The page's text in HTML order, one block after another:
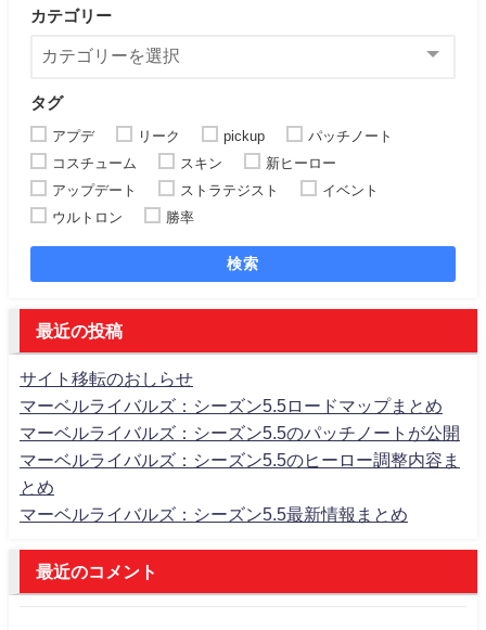
カテゴリー
タグ
アプデ リーク pickup
パッチノート
コスチューム
スキン
新ヒーロー
アップデート
ストラテジスト
イベント
ウルトロン
勝率
検索
最近の投稿
サイト移転のおしらせ
マーベルライバルズ：シーズン5.5ロードマップまとめ
マーベルライバルズ：シーズン5.5のパッチノートが公開
マーベルライバルズ：シーズン5.5のヒーロー調整内容ま
とめ
マーベルライバルズ：シーズン5.5最新情報まとめ
最近のコメント